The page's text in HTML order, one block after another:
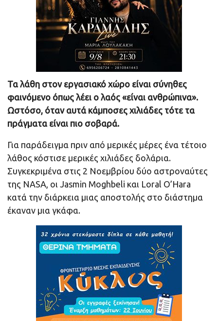
Τα λάθη στον εργασιακό χώρο είναι σύνηθες
φαινόμενο όπως λέει ο λαός «είναι ανθρώπινα».
Ωστόσο, όταν αυτά κάμποσες χιλιάδες τότε τα
πράγματα είναι πιο σοβαρά.
Για παράδειγμα πριν από μερικές μέρες ένα τέτοιο
λάθος κόστισε μερικές χιλιάδες δολάρια.
Συγκεκριμένα στις 2 Νοεμβρίου δύο αστροναύτες
της NASA, οι Jasmin Moghbeli και Loral O’Hara
κατά την διάρκεια μιας αποστολής στο διάστημα
έκαναν μια γκάφα.